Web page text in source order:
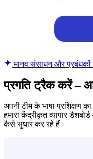
मानव संसाधन और प्रबंधकों
प्रगति ट्रैक करें –
अपनी टीम के भाषा प्रशिक्षण
हमारा केंद्रीकृत व्यापार
कैसे सुधार कर रहे हैं।